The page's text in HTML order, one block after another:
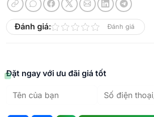
Đánh giá: Đánh giá
Đặt ngay với ưu đãi giá tốt